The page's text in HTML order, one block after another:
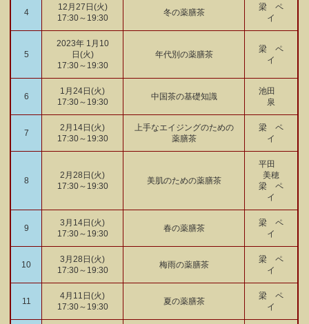
4
12月27日(火)
17:30～19:30
冬の薬膳茶
梁 ペ
イ
5
2023年 1月10
日(火)
17:30～19:30
年代別の薬膳茶
梁 ペ
イ
6
1月24日(火)
17:30～19:30
中国茶の基礎知識
池田
泉
7
2月14日(火)
17:30～19:30
上手なエイジングのための
薬膳茶
梁 ペ
イ
8
2月28日(火)
17:30～19:30
美肌のための薬膳茶
平田
美穂
梁 ペ
イ
9
3月14日(火)
17:30～19:30
春の薬膳茶
梁 ペ
イ
10
3月28日(火)
17:30～19:30
梅雨の薬膳茶
梁 ペ
イ
11
4月11日(火)
17:30～19:30
夏の薬膳茶
梁 ペ
イ